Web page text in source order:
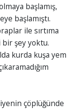
başlamış,
başlamıştı.
ile sırtıma
şey yoktu.
kurda kuşa yem
çöplüğünde